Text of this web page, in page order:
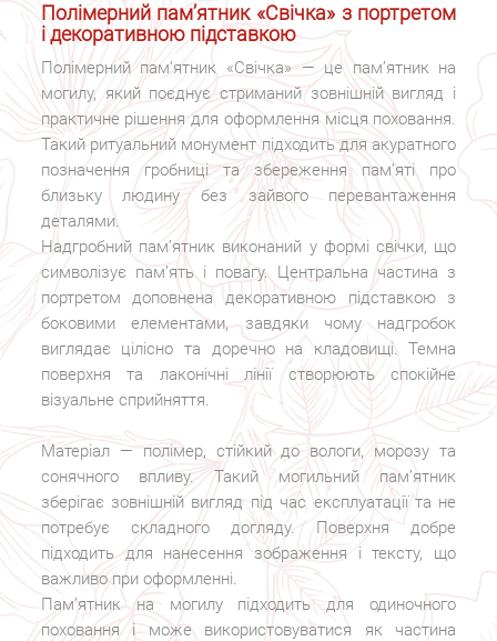
Полімерний пам’ятник «Свічка» з портретом
і декоративною підставкою
Полімерний пам’ятник «Свічка» — це пам’ятник на
могилу, який поєднує стриманий зовнішній вигляд і
практичне рішення для оформлення місця поховання.
Такий ритуальний монумент підходить для акуратного
позначення гробниці та збереження пам’яті про
близьку людину без зайвого перевантаження
деталями.
Надгробний пам’ятник виконаний у формі свічки, що
символізує пам’ять і повагу. Центральна частина з
портретом доповнена декоративною підставкою з
боковими елементами, завдяки чому надгробок
виглядає цілісно та доречно на кладовищі. Темна
поверхня та лаконічні лінії створюють спокійне
візуальне сприйняття.
Матеріал — полімер, стійкий до вологи, морозу та
сонячного впливу. Такий могильний пам’ятник
зберігає зовнішній вигляд під час експлуатації та не
потребує складного догляду. Поверхня добре
підходить для нанесення зображення і тексту, що
важливо при оформленні.
Пам’ятник на могилу підходить для одиночного
поховання і може використовуватися як частина